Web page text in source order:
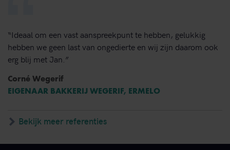
“Ideaal om een vast aanspreekpunt te hebben, gelukkig
hebben we geen last van ongedierte en wij zijn daarom ook
erg blij met Jan.”
Corné Wegerif
EIGENAAR BAKKERIJ WEGERIF, ERMELO
Bekijk meer referenties